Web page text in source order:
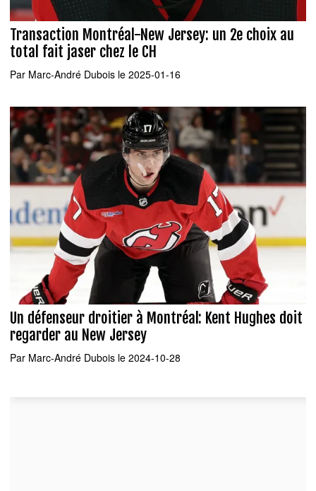
Transaction Montréal-New Jersey: un 2e choix au
total fait jaser chez le CH
Par Marc-André Dubois le 2025-01-16
Un défenseur droitier à Montréal: Kent Hughes doit
regarder au New Jersey
Par Marc-André Dubois le 2024-10-28